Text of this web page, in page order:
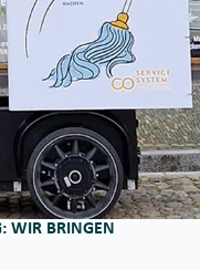
WIR BRINGEN